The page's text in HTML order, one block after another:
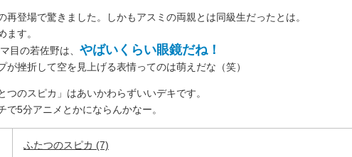
登場で驚きました。しかもアスミの両親とは同級生だったとは。
ます。
目の若佐野は、 やばいくらい眼鏡だね！
挫折して空を見上げる表情ってのは萌えだな（笑）
のスピカ」はあいかわらずいいデキです。
5分アニメとかにならんかなー。
ふたつのスピカ (7)